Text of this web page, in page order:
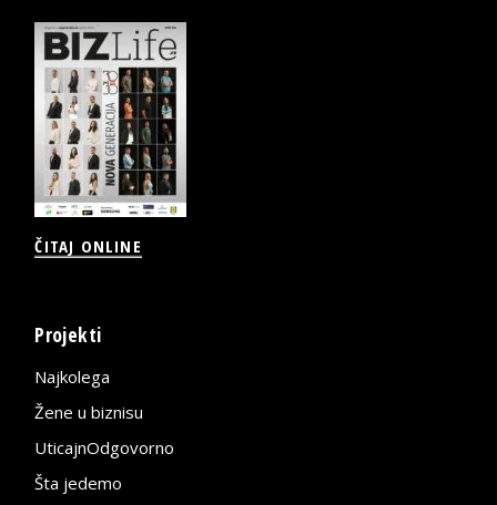
ČITAJ ONLINE
Projekti
Najkolega
Žene u biznisu
UticajnOdgovorno
Šta jedemo